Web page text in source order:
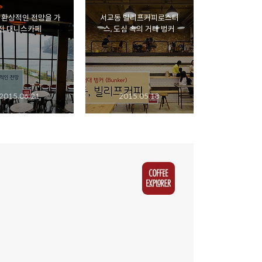
상적인 전망을 가
대니스카페
서교동 빌리프커피로스터
스, 도심 속의 거대 벙커
2015.05.18